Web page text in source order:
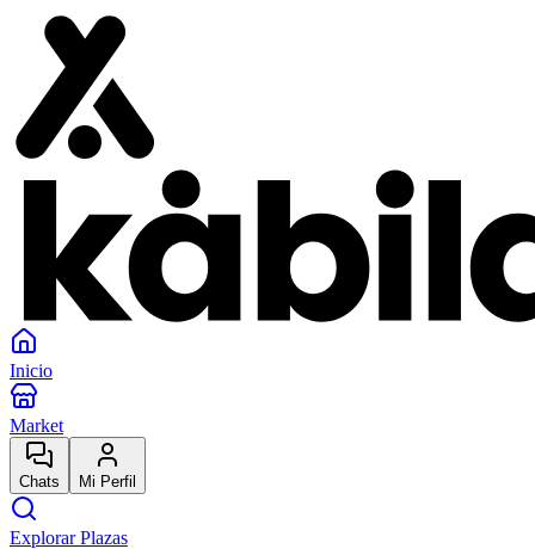
Inicio
Market
Chats Mi Perfil
Explorar Plazas